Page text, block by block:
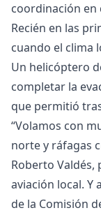
coordinación en
Recién en las
cuando el clima
Un helicóptero
completar la
que permitió
“Volamos con
norte y ráfagas
Roberto Valdés,
aviación local. Y
de la Comisión